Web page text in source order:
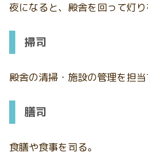
夜になると、殿舎を回って灯り
掃司
殿舎の清掃・施設の管理を担当
膳司
食膳や食事を司る。